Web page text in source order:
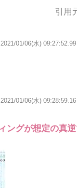
引用
2021/01/06(水)
2021/01/06(水) 09:28:59.16
ングが想定の真